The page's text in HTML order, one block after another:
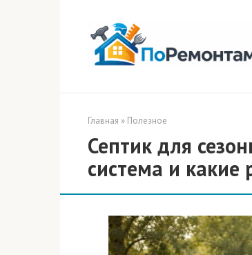
Главная » Полезное
Септик для
система и